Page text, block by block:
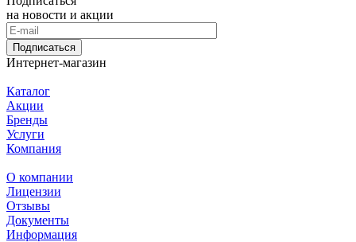
на новости и акции
Подписаться
Интернет-магазин
Каталог
Акции
Бренды
Услуги
Компания
О компании
Лицензии
Отзывы
Документы
Информация